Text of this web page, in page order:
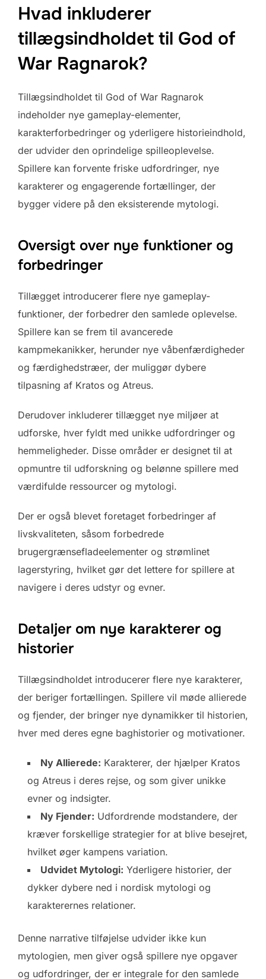
Hvad inkluderer
tillægsindholdet til God of
War Ragnarok?
Tillægsindholdet til God of War Ragnarok
indeholder nye gameplay-elementer,
karakterforbedringer og yderligere historieindhold,
der udvider den oprindelige spilleoplevelse.
Spillere kan forvente friske udfordringer, nye
karakterer og engagerende fortællinger, der
bygger videre på den eksisterende mytologi.
Oversigt over nye funktioner og
forbedringer
Tillægget introducerer flere nye gameplay-
funktioner, der forbedrer den samlede oplevelse.
Spillere kan se frem til avancerede
kampmekanikker, herunder nye våbenfærdigheder
og færdighedstræer, der muliggør dybere
tilpasning af Kratos og Atreus.
Derudover inkluderer tillægget nye miljøer at
udforske, hver fyldt med unikke udfordringer og
hemmeligheder. Disse områder er designet til at
opmuntre til udforskning og belønne spillere med
værdifulde ressourcer og mytologi.
Der er også blevet foretaget forbedringer af
livskvaliteten, såsom forbedrede
brugergrænsefladeelementer og strømlinet
lagerstyring, hvilket gør det lettere for spillere at
navigere i deres udstyr og evner.
Detaljer om nye karakterer og
historier
Tillægsindholdet introducerer flere nye karakterer,
der beriger fortællingen. Spillere vil møde allierede
og fjender, der bringer nye dynamikker til historien,
hver med deres egne baghistorier og motivationer.
Ny Allierede: Karakterer, der hjælper Kratos
og Atreus i deres rejse, og som giver unikke
evner og indsigter.
Ny Fjender: Udfordrende modstandere, der
kræver forskellige strategier for at blive besejret,
hvilket øger kampens variation.
Udvidet Mytologi: Yderligere historier, der
dykker dybere ned i nordisk mytologi og
karakterernes relationer.
Denne narrative tilføjelse udvider ikke kun
mytologien, men giver også spillere nye opgaver
og udfordringer, der er integrale for den samlede